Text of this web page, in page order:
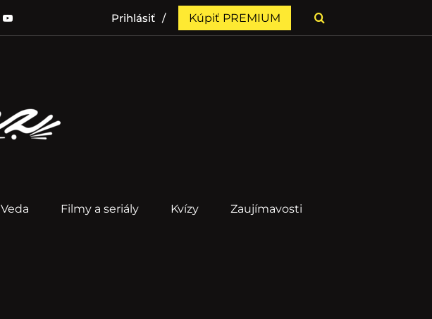
Prihlásiť Kúpiť PREMIUM
Veda Filmy a seriály Kvízy Zaujímavosti